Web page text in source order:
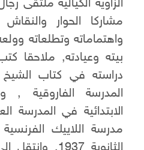
الزاوية الكيالية ملتقى
مشاركا الحوار
واهتماماته وتطلعاته
بيته وعيادته, ملاحقا
دراسته في كتاب
المدرسة الفاروقية ,
الابتدائية في المدرسة
مدرسة اللاييك